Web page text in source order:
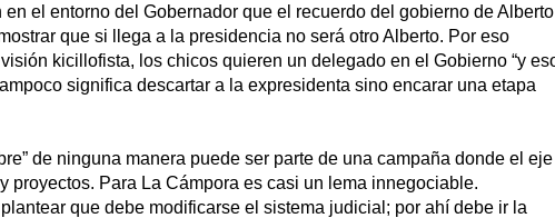
el entorno del Gobernador que el recuerdo del gobierno de Alberto
que si llega a la presidencia no será otro Alberto. Por eso
kicillofista, los chicos quieren un delegado en el Gobierno “y
significa descartar a la expresidenta sino encarar una etapa
de ninguna manera puede ser parte de una campaña donde el eje
proyectos. Para La Cámpora es casi un lema innegociable.
que debe modificarse el sistema judicial; por ahí debe ir la